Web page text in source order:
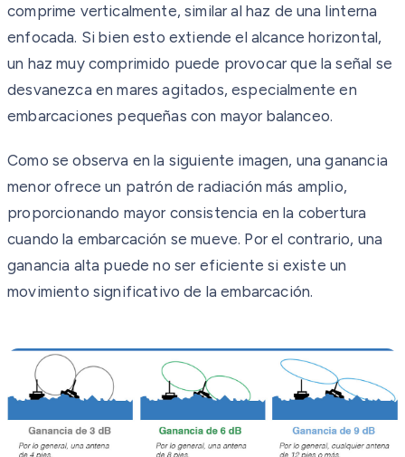
comprime verticalmente, similar al haz de una linterna
enfocada. Si bien esto extiende el alcance horizontal,
un haz muy comprimido puede provocar que la señal se
desvanezca en mares agitados, especialmente en
embarcaciones pequeñas con mayor balanceo.
Como se observa en la siguiente imagen, una ganancia
menor ofrece un patrón de radiación más amplio,
proporcionando mayor consistencia en la cobertura
cuando la embarcación se mueve. Por el contrario, una
ganancia alta puede no ser eficiente si existe un
movimiento significativo de la embarcación.